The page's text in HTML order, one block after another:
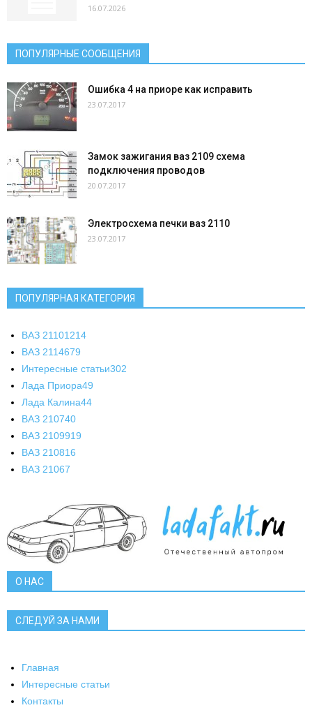
16.07.2026
ПОПУЛЯРНЫЕ СООБЩЕНИЯ
Ошибка 4 на приоре как исправить
23.07.2017
Замок зажигания ваз 2109 схема
подключения проводов
20.07.2017
Электросхема печки ваз 2110
23.07.2017
ПОПУЛЯРНАЯ КАТЕГОРИЯ
ВАЗ 21101214
ВАЗ 2114679
Интересные статьи302
Лада Приора49
Лада Калина44
ВАЗ 210740
ВАЗ 2109919
ВАЗ 210816
ВАЗ 21067
О НАС
СЛЕДУЙ ЗА НАМИ
Главная
Интересные статьи
Контакты